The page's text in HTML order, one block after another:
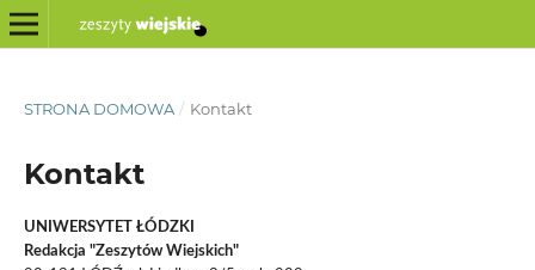
STRONA DOMOWA / Kontakt
Kontakt
UNIWERSYTET ŁÓDZKI
Redakcja "Zeszytów Wiejskich"